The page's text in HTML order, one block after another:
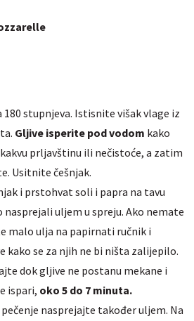
180 stupnjeva. Istisnite višak vlage iz
Gljive isperite pod vodom kako
prljavštinu ili nečistoće, a zatim
Usitnite češnjak.
i prstohvat soli i papra na tavu
uljem u spreju. Ako nemate
malo ulja na papirnati ručnik i
kako se za njih ne bi ništa zalijepilo.
dok gljive ne postanu mekane i
ispari, oko 5 do 7 minuta.
nasprejajte također uljem. Na